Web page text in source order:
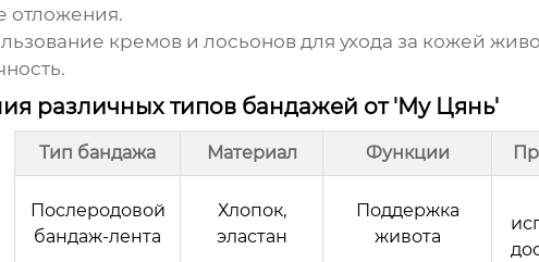
отложения.
кремов и лосьонов для ухода за кожей
различных типов бандажей от 'Му Цянь'
Тип бандажа Материал Функции
Послеродовой
бандаж-лента
Хлопок,
эластан
Поддержка
живота